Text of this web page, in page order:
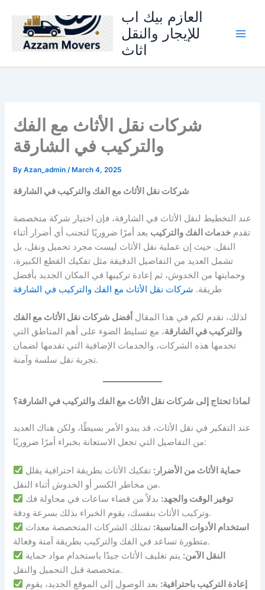
content
العازم بيك اب
للإيجار والنقل
اثاث
شركات نقل الأثاث مع الفك
والتركيب في الشارقة
ByAzan_admin/ March 4, 2025
شركات نقل الأثاث مع الفك والتركيب في الشارقة
عند التخطيط لنقل الأثاث في الشارقة، فإن اختيار شركة متخصصة
تقدم خدمات الفك والتركيب يعد أمرًا ضروريًا لتجنب أي أضرار أثناء
النقل. حيث إن عملية نقل الأثاث ليست مجرد تحميل ونقل، بل
تشمل العديد من التفاصيل الدقيقة مثل تفكيك القطع الكبيرة،
وحمايتها من الخدوش، ثم إعادة تركيبها في المكان الجديد بأفضل
طريقة. شركات نقل الأثاث مع الفك والتركيب في الشارقة
لذلك، نقدم لكم في هذا المقال أفضل شركات نقل الأثاث مع الفك
والتركيب في الشارقة، مع تسليط الضوء على أهم المناطق التي
تخدمها هذه الشركات، والخدمات الإضافية التي تقدمها لضمان
تجربة نقل سلسة وآمنة.
لماذا تحتاج إلى شركات نقل الأثاث مع الفك والتركيب في الشارقة؟
عند التفكير في نقل الأثاث، قد يبدو الأمر بسيطًا، ولكن هناك العديد
من التفاصيل التي تجعل الاستعانة بخبراء أمرًا ضروريًا:
حماية الأثاث من الأضرار: تفكيك الأثاث بطريقة احترافية يقلل
من مخاطر الكسر أو الخدوش أثناء النقل.
توفير الوقت والجهد: بدلاً من قضاء ساعات في محاولة فك
وتركيب الأثاث بنفسك، يقوم الخبراء بذلك بسرعة ودقة.
استخدام الأدوات المناسبة: تمتلك الشركات المتخصصة معدات
متطورة تساعد في الفك والتركيب بطريقة آمنة وفعالة.
النقل الآمن: يتم تغليف الأثاث جيدًا باستخدام مواد حماية
متخصصة قبل التحميل والنقل.
إعادة التركيب باحترافية: بعد الوصول إلى الموقع الجديد، يقوم